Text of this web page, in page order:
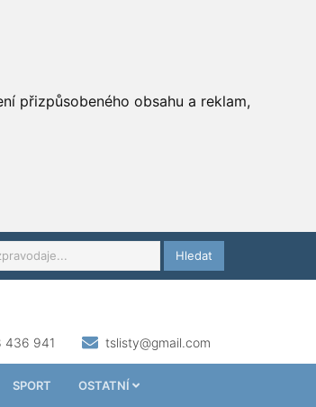
přizpůsobeného obsahu a reklam,
Hledat
436 941 tslisty@gmail.com
SPORT OSTATNÍ